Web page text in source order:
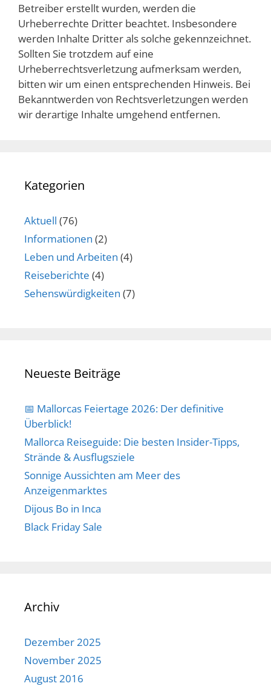
Betreiber erstellt wurden, werden die
Urheberrechte Dritter beachtet. Insbesondere
werden Inhalte Dritter als solche gekennzeichnet.
Sollten Sie trotzdem auf eine
Urheberrechtsverletzung aufmerksam werden,
bitten wir um einen entsprechenden Hinweis. Bei
Bekanntwerden von Rechtsverletzungen werden
wir derartige Inhalte umgehend entfernen.
Kategorien
Aktuell (76)
Informationen (2)
Leben und Arbeiten (4)
Reiseberichte (4)
Sehenswürdigkeiten (7)
Neueste Beiträge
📅 Mallorcas Feiertage 2026: Der definitive
Überblick!
Mallorca Reiseguide: Die besten Insider-Tipps,
Strände & Ausflugsziele
Sonnige Aussichten am Meer des
Anzeigenmarktes
Dijous Bo in Inca
Black Friday Sale
Archiv
Dezember 2025
November 2025
August 2016